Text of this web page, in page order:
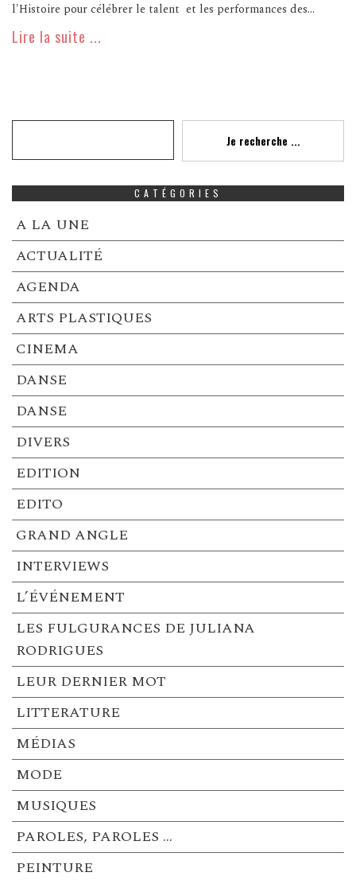
l'Histoire pour célébrer le talent et les performances des...
Lire la suite ...
Je recherche ...
CATÉGORIES
A LA UNE
ACTUALITÉ
AGENDA
ARTS PLASTIQUES
CINEMA
DANSE
DANSE
DIVERS
EDITION
EDITO
GRAND ANGLE
INTERVIEWS
L’ÉVÉNEMENT
LES FULGURANCES DE JULIANA
RODRIGUES
LEUR DERNIER MOT
LITTERATURE
MÉDIAS
MODE
MUSIQUES
PAROLES, PAROLES …
PEINTURE